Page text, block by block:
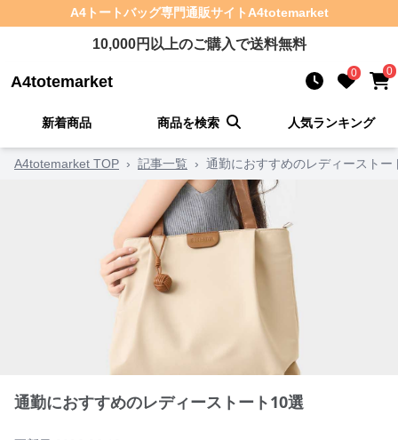
A4トートバッグ専門通販サイト A4totemarket
10,000円以上のご購入で送料無料
A4totemarket 0 0
新着商品 商品を検索 人気ランキング
A4totemarket TOP › 記事一覧 › 通勤におすすめのレディーストー
通勤におすすめのレディーストート10選